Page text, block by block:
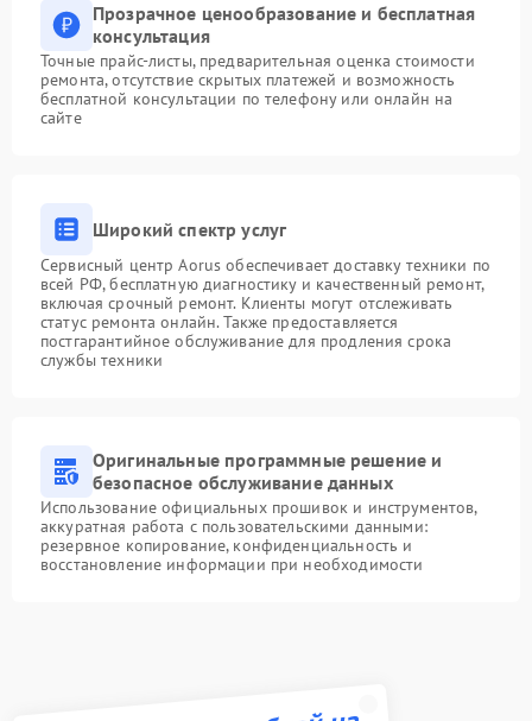
Прозрачное ценообразование и бесплатная
консультация
Точные прайс-листы, предварительная оценка стоимости
ремонта, отсутствие скрытых платежей и возможность
бесплатной консультации по телефону или онлайн на
сайте
Широкий спектр услуг
Сервисный центр Aorus обеспечивает доставку техники по
всей РФ, бесплатную диагностику и качественный ремонт,
включая срочный ремонт. Клиенты могут отслеживать
статус ремонта онлайн. Также предоставляется
постгарантийное обслуживание для продления срока
службы техники
Оригинальные программные решение и
безопасное обслуживание данных
Использование официальных прошивок и инструментов,
аккуратная работа с пользовательскими данными:
резервное копирование, конфиденциальность и
восстановление информации при необходимости